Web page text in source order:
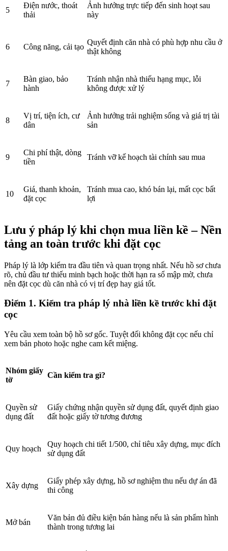
5
Điện nước, thoát
thải
Ảnh hưởng trực tiếp đến sinh hoạt sau
này
6 Công năng, cải tạo
Quyết định căn nhà có phù hợp nhu cầu ở
thật không
7
Bàn giao, bảo
hành
Tránh nhận nhà thiếu hạng mục, lỗi
không được xử lý
8
Vị trí, tiện ích, cư
dân
Ảnh hưởng trải nghiệm sống và giá trị tài
sản
9
Chi phí thật, dòng
tiền
Tránh vỡ kế hoạch tài chính sau mua
10
Giá, thanh khoản,
đặt cọc
Tránh mua cao, khó bán lại, mất cọc bất
lợi
Lưu ý pháp lý khi chọn mua liền kề – Nền
tảng an toàn trước khi đặt cọc
Pháp lý là lớp kiểm tra đầu tiên và quan trọng nhất. Nếu hồ sơ chưa
rõ, chủ đầu tư thiếu minh bạch hoặc thời hạn ra sổ mập mờ, chưa
nên đặt cọc dù căn nhà có vị trí đẹp hay giá tốt.
Điểm 1. Kiểm tra pháp lý nhà liền kề trước khi đặt
cọc
Yêu cầu xem toàn bộ hồ sơ gốc. Tuyệt đối không đặt cọc nếu chỉ
xem bản photo hoặc nghe cam kết miệng.
Nhóm giấy
tờ
Cần kiểm tra gì?
Quyền sử
dụng đất
Giấy chứng nhận quyền sử dụng đất, quyết định giao
đất hoặc giấy tờ tương đương
Quy hoạch
Quy hoạch chi tiết 1/500, chỉ tiêu xây dựng, mục đích
sử dụng đất
Xây dựng
Giấy phép xây dựng, hồ sơ nghiệm thu nếu dự án đã
thi công
Mở bán
Văn bản đủ điều kiện bán hàng nếu là sản phẩm hình
thành trong tương lai